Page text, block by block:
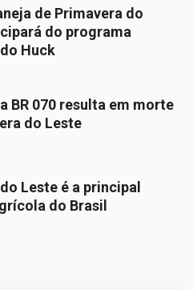
de Primavera do
do programa
Huck
BR 070 resulta em morte
do Leste
Leste é a principal
do Brasil